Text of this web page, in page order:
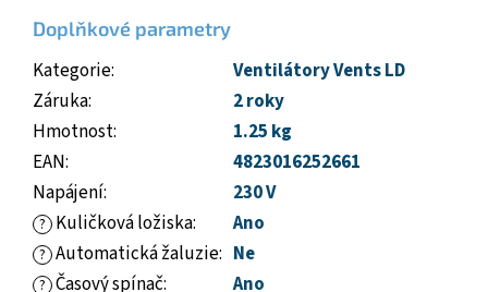
Doplňkové parametry
Kategorie:
Ventilátory Vents LD
Záruka:
2 roky
Hmotnost:
1.25 kg
EAN:
4823016252661
Napájení: 230 V
? Kuličková ložiska: Ano
? Automatická žaluzie: Ne
? Časový spínač: Ano